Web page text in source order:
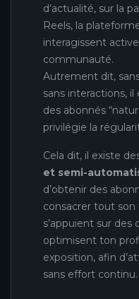
d’actualité, sur la
Reels, la
interagissent
communauté.
Autrement dit,
sans interactions,
des abonnés
privilégie la
Cela dit, il existe
et semi-
d’obtenir des
consacrer tout
s’appuient sur des
optimisent ton
exposition, afin
sans effort continu.